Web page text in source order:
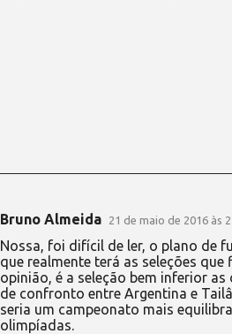
Bruno Almeida 21 de maio de 2016 às
Nossa, foi difícil de ler, o plano de
que realmente terá as seleções
opinião, é a seleção bem inferior
de confronto entre Argentina e
seria um campeonato mais
olimpíadas.